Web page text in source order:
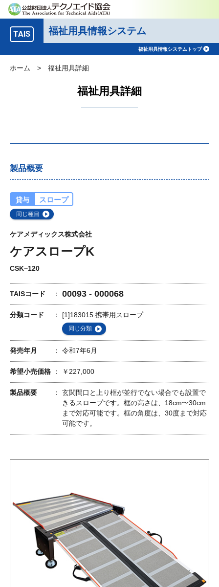
TAIS 福祉用具情報システム
福祉用具情報システムトップ
ホーム > 福祉用具詳細
福祉用具詳細
製品概要
貸与 スロープ
同じ種目
ケアメディックス株式会社
ケアスロープK
CSK−120
TAISコード 00093 - 000068
分類コード [1]183015:携帯用スロープ
同じ分類
発売年月 令和7年6月
希望小売価格 ￥227,000
製品概要
玄関間口と上り框が並行でない場合でも設置で
きるスロープです。框の高さは、18cm〜30cm
まで対応可能です。框の角度は、30度まで対応
可能です。